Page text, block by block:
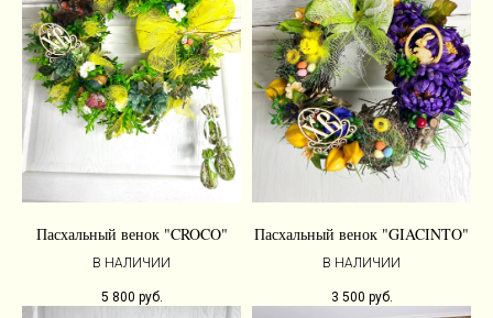
Пасхальный венок "CROCO"
В НАЛИЧИИ
5 800 руб.
Пасхальный венок "GIACINTO"
В НАЛИЧИИ
3 500 руб.